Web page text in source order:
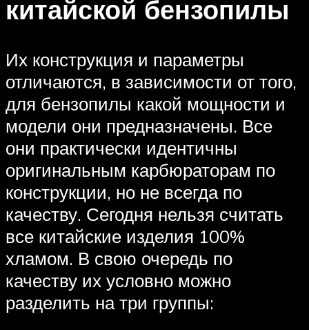
китайской бензопилы
Их конструкция и параметры
отличаются, в зависимости от того,
для бензопилы какой мощности и
модели они предназначены. Все
они практически идентичны
оригинальным карбюраторам по
конструкции, но не всегда по
качеству. Сегодня нельзя считать
все китайские изделия 100%
хламом. В свою очередь по
качеству их условно можно
разделить на три группы: